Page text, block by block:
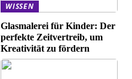
WISSEN
Glasmalerei für Kinder: Der
perfekte Zeitvertreib, um
Kreativität zu fördern